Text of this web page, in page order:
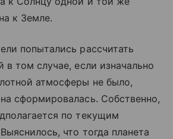
к Земле.
попытались рассчитать
в том случае, если изначально
атмосферы не было,
сформировалась. Собственно,
по текущим
что тогда планета